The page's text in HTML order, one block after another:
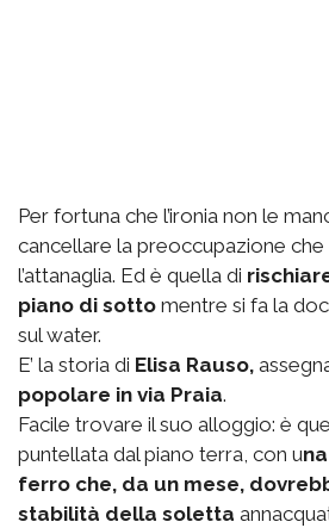
Per fortuna che l’ironia non le
cancellare la preoccupazione che
l’attanaglia. Ed è quella di
piano di sotto mentre si fa la
sul water.
E’ la storia di Elisa Rauso,
popolare in via Praia.
Facile trovare il suo alloggio: è
puntellata dal piano terra, con u
ferro che, da un mese,
stabilità della soletta